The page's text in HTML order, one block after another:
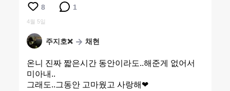
8 1
4월 5일
주지호❌ 채현
온니 진짜 짧은시간 동안이라도..해준게 없어서
미아내..
그래도..그동안 고마웠고 사랑해❤